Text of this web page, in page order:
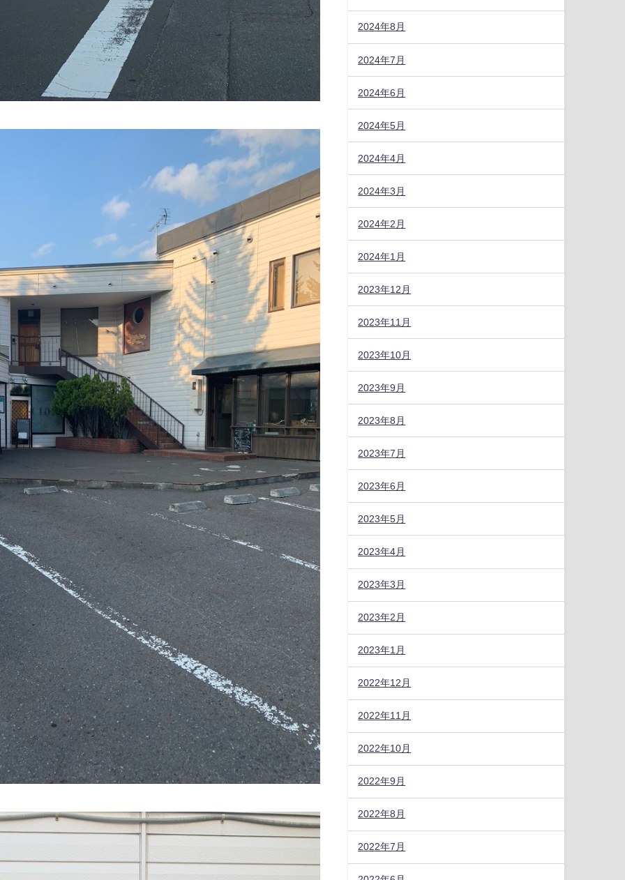
2024年8月
2024年7月
2024年6月
2024年5月
2024年4月
2024年3月
2024年2月
2024年1月
2023年12月
2023年11月
2023年10月
2023年9月
2023年8月
2023年7月
2023年6月
2023年5月
2023年4月
2023年3月
2023年2月
2023年1月
2022年12月
2022年11月
2022年10月
2022年9月
2022年8月
2022年7月